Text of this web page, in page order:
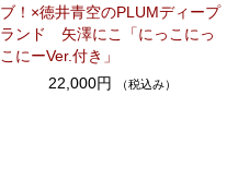
ブ！×徳井青空のPLUMディープ
ランド 矢澤にこ「にっこにっ
こにーVer.付き」
22,000円
（税込み）